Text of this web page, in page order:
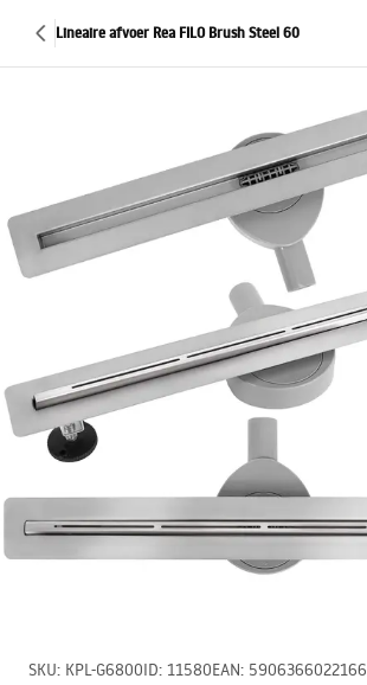
Lineaire afvoer Rea FILO Brush Steel 60
SKU: KPL-G6800ID: 11580EAN: 5906366022166